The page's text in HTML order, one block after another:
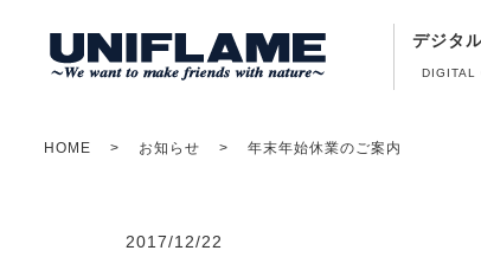
デジタ
DIGITAL
HOME お知らせ 年末年始休業のご案内
2017/12/22